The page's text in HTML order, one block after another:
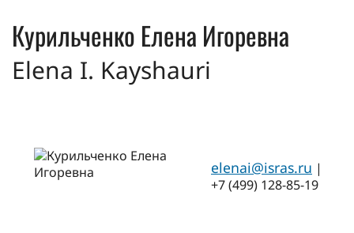
Курильченко Елена Игоревна
Elena I. Kayshauri
elenai@isras.ru |
+7 (499) 128-85-19